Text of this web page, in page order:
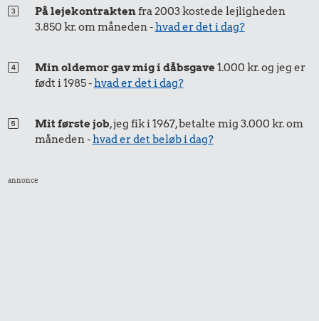
På lejekontraktenfra 2003 kostede lejligheden
3.850 kr. om måneden -hvad er det i dag?
Min oldemor gav mig i dåbsgave1.000 kr. og jeg er
født i 1985 -hvad er det i dag?
Mit første job, jeg fik i 1967, betalte mig 3.000 kr. om
måneden -hvad er det beløb i dag?
annonce